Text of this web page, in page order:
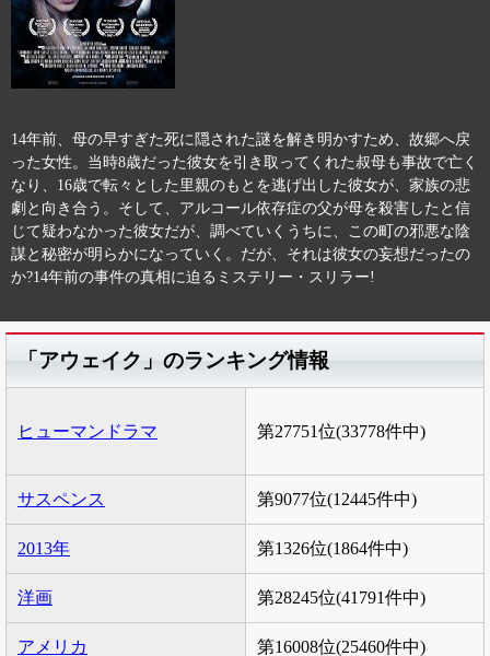
14年前、母の早すぎた死に隠された謎を解き明かすため、故郷へ戻
った女性。当時8歳だった彼女を引き取ってくれた叔母も事故で亡く
なり、16歳で転々とした里親のもとを逃げ出した彼女が、家族の悲
劇と向き合う。そして、アルコール依存症の父が母を殺害したと信
じて疑わなかった彼女だが、調べていくうちに、この町の邪悪な陰
謀と秘密が明らかになっていく。だが、それは彼女の妄想だったの
か?14年前の事件の真相に迫るミステリー・スリラー!
「アウェイク」のランキング情報
ヒューマンドラマ 第27751位(33778件中)
サスペンス 第9077位(12445件中)
2013年 第1326位(1864件中)
洋画 第28245位(41791件中)
アメリカ 第16008位(25460件中)